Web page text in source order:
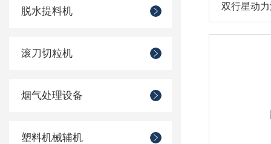
脱水提料机
滚刀切粒机
烟气处理设备
塑料机械辅机
双行星动